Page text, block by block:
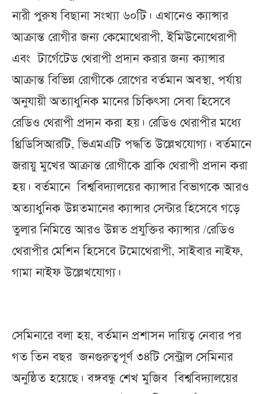
নারী পুরুষ বিছানা সংখ্যা ৬০টি। এখানেও ক্যান্সার
আক্রান্ত রোগীর জন্য কেমোথেরাপী, ইমিউনোথেরাপী
এবং টার্গেটেড থেরাপী প্রদান করার জন্য ক্যান্সার
আক্রান্ত বিভিন্ন রোগীকে রোগের বর্তমান অবস্থা, পর্যায়
অনুযায়ী অত্যাধুনিক মানের চিকিৎসা সেবা হিসেবে
রেডিও থেরাপী প্রদান করা হয়। রেডিও থেরাপীর মধ্যে
থ্রিডিসিআরটি, ভিএমএটি পদ্ধতি উল্লেখযোগ্য। বর্তমানে
জরায়ু মুখের আক্রান্ত রোগীকে ব্রাকি থেরাপী প্রদান করা
হয়। বর্তমানে বিশ্ববিদ্যালয়ের ক্যান্সার বিভাগকে আরও
অত্যাধুনিক উন্নতমানের ক্যান্সার সেন্টার হিসেবে গড়ে
তুলার নিমিত্তে আরও উন্নত প্রযুক্তির ক্যান্সার /রেডিও
থেরাপীর মেশিন হিসেবে টমোথেরাপী, সাইবার নাইফ,
গামা নাইফ উল্লেখযোগ্য।
সেমিনারে বলা হয়, বর্তমান প্রশাসন দায়িত্ব নেবার পর
গত তিন বছর জনগুরুত্বপূর্ণ ৩৪টি সেন্ট্রাল সেমিনার
অনুষ্ঠিত হয়েছে। বঙ্গবন্ধু শেখ মুজিব বিশ্ববিদ্যালয়ের